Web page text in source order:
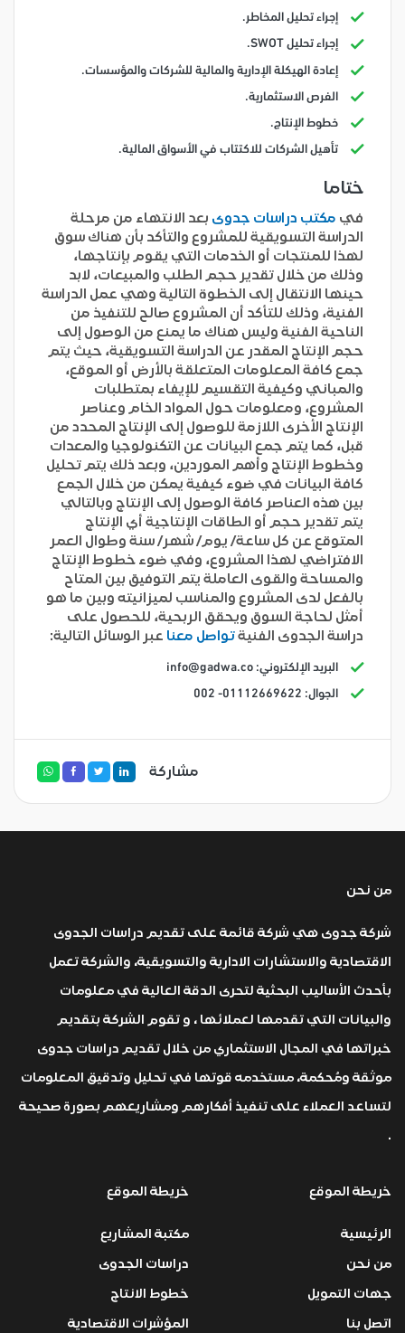
إجراء تحليل المخاطر.
إجراء تحليل SWOT.
إعادة الهيكلة الإدارية والمالية للشركات والمؤسسات.
الفرص الاستثمارية.
خطوط الإنتاج.
تأهيل الشركات للاكتتاب في الأسواق المالية.
ختاما
في مكتب دراسات جدوى بعد الانتهاء من مرحلة
الدراسة التسويقية للمشروع والتأكد بأن هناك سوق
لهذا للمنتجات أو الخدمات التي يقوم بإنتاجها،
وذلك من خلال تقدير حجم الطلب والمبيعات، لابد
حينها الانتقال إلى الخطوة التالية وهي عمل الدراسة
الفنية، وذلك للتأكد أن المشروع صالح للتنفيذ من
الناحية الفنية وليس هناك ما يمنع من الوصول إلى
حجم الإنتاج المقدر عن الدراسة التسويقية، حيث يتم
جمع كافة المعلومات المتعلقة بالأرض أو الموقع،
والمباني وكيفية التقسيم للإيفاء بمتطلبات
المشروع، ومعلومات حول المواد الخام وعناصر
الإنتاج الأخرى اللازمة للوصول إلى الإنتاج المحدد من
قبل، كما يتم جمع البيانات عن التكنولوجيا والمعدات
وخطوط الإنتاج وأهم الموردين، وبعد ذلك يتم تحليل
كافة البيانات في ضوء كيفية يمكن من خلال الجمع
بين هذه العناصر كافة الوصول إلى الإنتاج وبالتالي
يتم تقدير حجم أو الطاقات الإنتاجية أي الإنتاج
المتوقع عن كل ساعة/ يوم/ شهر/ سنة وطوال العمر
الافتراضي لهذا المشروع، وفي ضوء خطوط الإنتاج
والمساحة والقوى العاملة يتم التوفيق بين المتاح
بالفعل لدى المشروع والمناسب لميزانيته وبين ما هو
أمثل لحاجة السوق ويحقق الربحية، للحصول على
دراسة الجدوى الفنيةتواصل معنا عبر الوسائل التالية:
البريد الإلكتروني: info@gadwa.co
الجوال: 01112669622- 002
مشاركة
من نحن
شركة جدوى هي شركة قائمة على تقديم دراسات الجدوى
الاقتصادية والاستشارات الادارية والتسويقية، والشركة تعمل
بأحدث الأساليب البحثية لتحرى الدقة العالية في معلومات
والبيانات التي تقدمها لعملائها ، و تقوم الشركة بتقديم
خبراتها في المجال الاستثماري من خلال تقديم دراسات جدوى
موثقة ومُحكمة، مستخدمه قوتها في تحليل وتدقيق المعلومات
لتساعد العملاء على تنفيذ أفكارهم ومشاريعهم بصورة صحيحة
.
خريطة الموقع
الرئيسية
من نحن
جهات التمويل
اتصل بنا
خريطة الموقع
مكتبة المشاريع
دراسات الجدوى
خطوط الانتاج
المؤشرات الاقتصادية